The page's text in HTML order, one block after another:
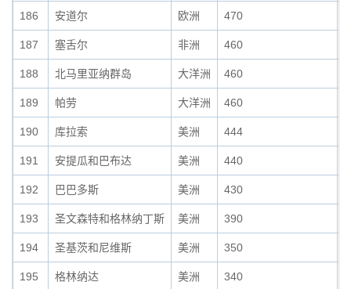
186 安道尔 欧洲 470
187 塞舌尔 非洲 460
188 北马里亚纳群岛 大洋洲 460
189 帕劳 大洋洲 460
190 库拉索 美洲 444
191 安提瓜和巴布达 美洲 440
192 巴巴多斯 美洲 430
193 圣文森特和格林纳丁斯 美洲 390
194 圣基茨和尼维斯 美洲 350
195 格林纳达 美洲 340